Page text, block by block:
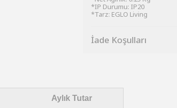
*IP Durumu: IP20
*Tarz: EGLO Living
İade Koşulları
Aylık Tutar